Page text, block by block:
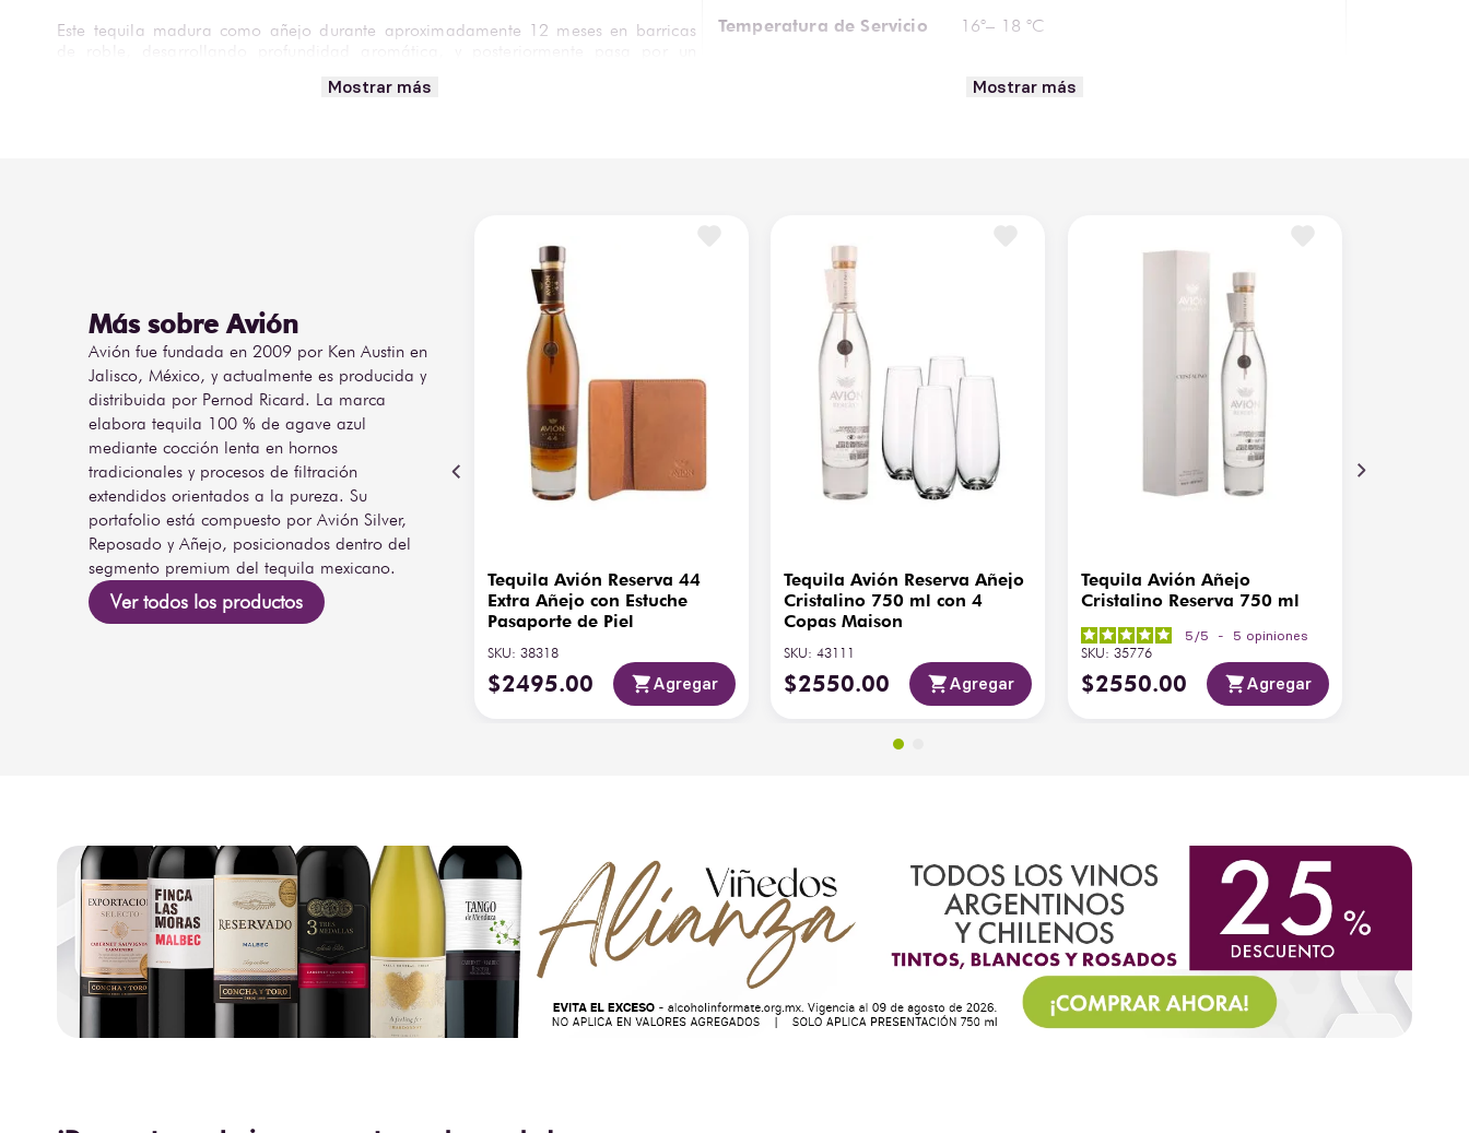
Este tequila madura como añejo durante aproximadamente 12 meses en barricas
de roble, desarrollando profundidad aromática, y posteriormente pasa por un
complejidad. El resultado es un destilado transparente y brillante, con aromas de
Mostrar más
Temperatura de Servicio 16°– 18 °C
Mostrar más
Más sobre Avión
Avión fue fundada en 2009 por Ken Austin en
Jalisco, México, y actualmente es producida y
distribuida por Pernod Ricard. La marca
elabora tequila 100 % de agave azul
mediante cocción lenta en hornos
tradicionales y procesos de filtración
extendidos orientados a la pureza. Su
portafolio está compuesto por Avión Silver,
Reposado y Añejo, posicionados dentro del
segmento premium del tequila mexicano.
Ver todos los productos
Tequila Avión Reserva 44
Extra Añejo con Estuche
Pasaporte de Piel
SKU: 38318
$2495.00 Agregar
Tequila Avión Reserva Añejo
Cristalino 750 ml con 4
Copas Maison
SKU:43111
$2550.00 Agregar
Tequila Avión Añejo
Cristalino Reserva 750 ml
5 /5 - 5 opiniones
SKU:35776
$2550.00 Agregar